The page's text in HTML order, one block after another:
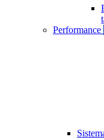
Performance